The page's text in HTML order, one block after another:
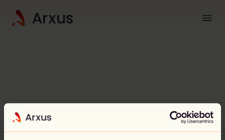
menu